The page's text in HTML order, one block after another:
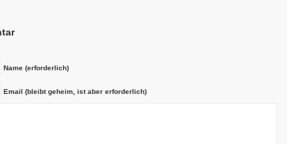
Name (erforderlich)
Email (bleibt geheim, ist aber erforderlich)